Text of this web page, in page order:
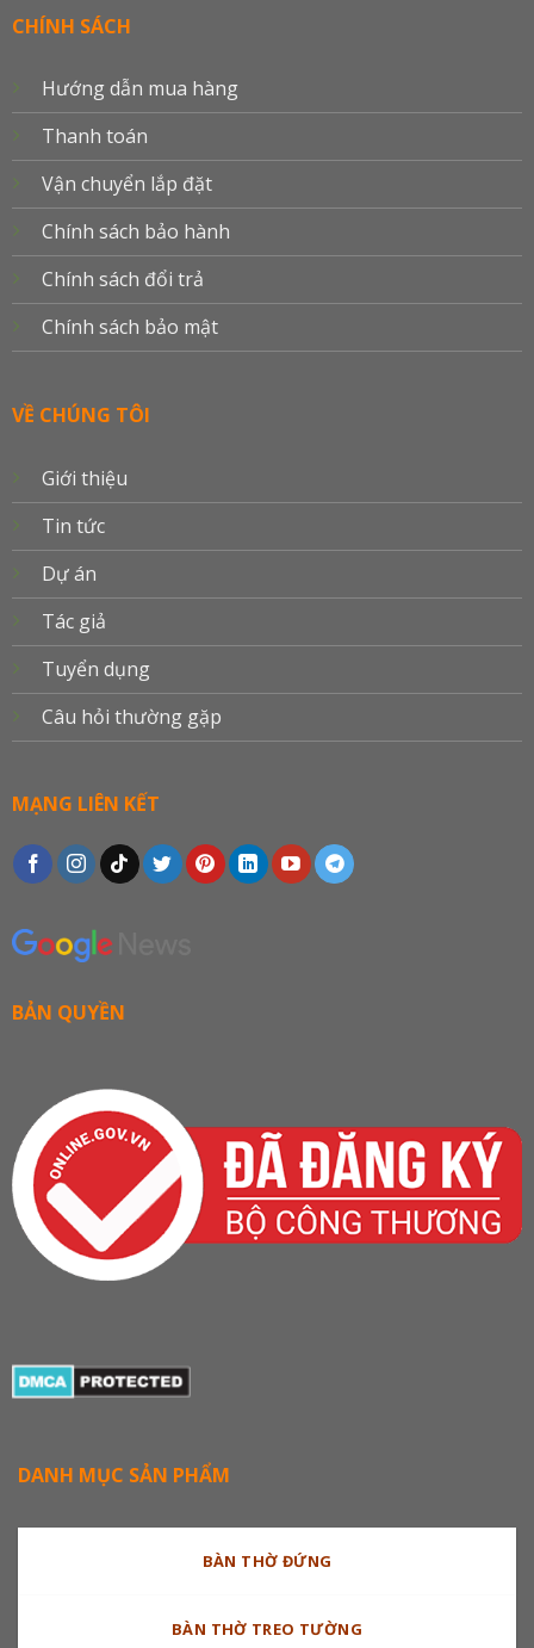
CHÍNH SÁCH
Hướng dẫn mua hàng
Thanh toán
Vận chuyển lắp đặt
Chính sách bảo hành
Chính sách đổi trả
Chính sách bảo mật
VỀ CHÚNG TÔI
Giới thiệu
Tin tức
Dự án
Tác giả
Tuyển dụng
Câu hỏi thường gặp
MẠNG LIÊN KẾT
BẢN QUYỀN
DANH MỤC SẢN PHẨM
BÀN THỜ ĐỨNG
BÀN THỜ TREO TƯỜNG